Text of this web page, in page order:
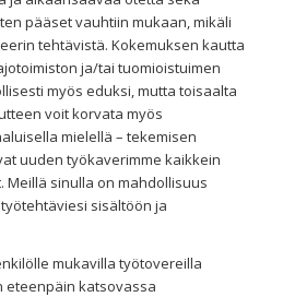
pääset vauhtiin mukaan, mikäli
tehtävistä. Kokemuksen kautta
ja/tai tuomioistuimen
myös eduksi, mutta toisaalta
voit korvata myös
mielellä – tekemisen
uuden työkaverimme kaikkein
Meillä sinulla on mahdollisuus
sisältöön ja
mukavilla työtovereilla
katsovassa